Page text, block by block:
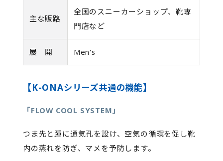
主な販路
全国のスニーカーショップ、靴専
門店など
展 開 Men's
【K-ONAシリーズ共通の機能】
「FLOW COOL SYSTEM」
つま先と踵に通気孔を設け、空気の循環を促し靴
内の蒸れを防ぎ、マメを予防します。